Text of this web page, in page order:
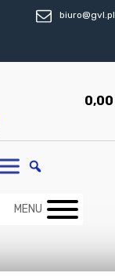
biuro@gvl.pl
0,00
MENU